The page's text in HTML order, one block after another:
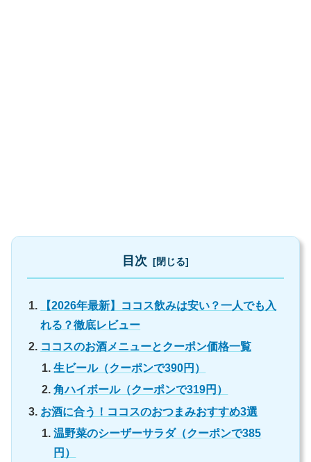
目次
【2026年最新】ココス飲みは安い？一人でも入
れる？徹底レビュー
ココスのお酒メニューとクーポン価格一覧
生ビール（クーポンで390円）
角ハイボール（クーポンで319円）
お酒に合う！ココスのおつまみおすすめ3選
温野菜のシーザーサラダ（クーポンで385
円）